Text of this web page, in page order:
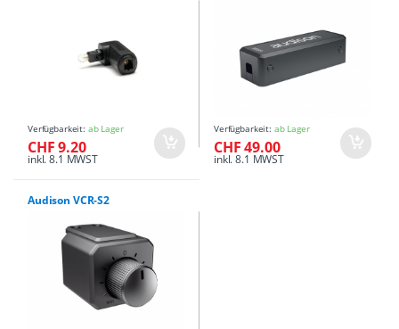
Verfügbarkeit: ab Lager
CHF 9.20
inkl. 8.1 MWST
Verfügbarkeit: ab Lager
CHF 49.00
inkl. 8.1 MWST
Audison VCR-S2